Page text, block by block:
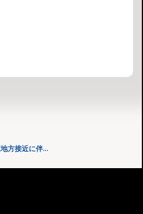
台風７号及び8号の関東地方接近に伴うTokyo Innovation Base（TIB）の対応について